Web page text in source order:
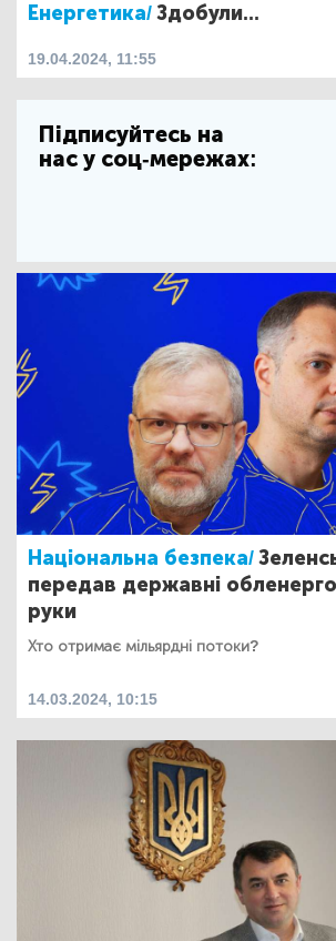
Енергетика/Здобули...
19.04.2024, 11:55
Підписуйтесь на
нас у соц-мережах:
Національна безпека/
передав державні
руки
Хто отримає мільярдні потоки?
14.03.2024, 10:15